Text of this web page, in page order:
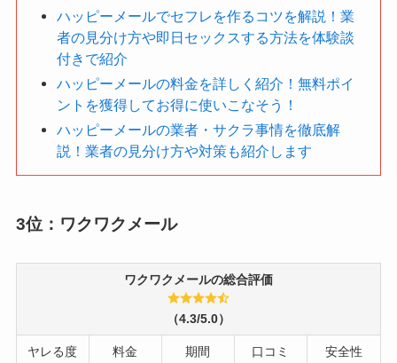
ハッピーメールでセフレを作るコツを解説！業
者の見分け方や即日セックスする方法を体験談
付きで紹介
ハッピーメールの料金を詳しく紹介！無料ポイ
ントを獲得してお得に使いこなそう！
ハッピーメールの業者・サクラ事情を徹底解
説！業者の見分け方や対策も紹介します
3位：ワクワクメール
ワクワクメールの総合評価
（4.3/5.0）
ヤレる度 料金 期間 口コミ 安全性